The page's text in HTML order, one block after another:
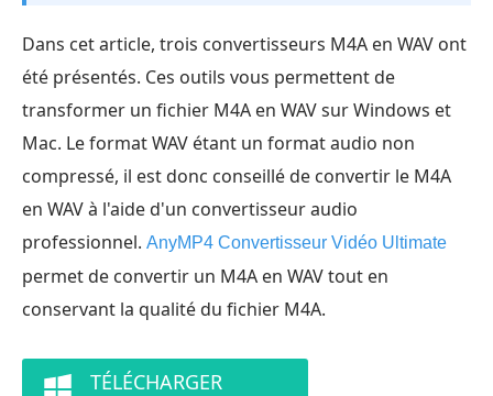
Dans cet article, trois convertisseurs M4A en WAV ont
été présentés. Ces outils vous permettent de
transformer un fichier M4A en WAV sur Windows et
Mac. Le format WAV étant un format audio non
compressé, il est donc conseillé de convertir le M4A
en WAV à l'aide d'un convertisseur audio
professionnel. AnyMP4 Convertisseur Vidéo Ultimate
permet de convertir un M4A en WAV tout en
conservant la qualité du fichier M4A.
TÉLÉCHARGER